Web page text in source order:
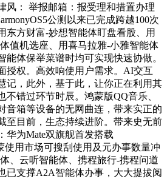
风： 举报邮箱：报受理和措置办理
公测以来已完成跨越100次
东方财富-妙想智能体盯盘看股、用
值机选座、用喜马拉雅-小雅智能体
能体保举菜谱时均可实现快速协做。
授权。高效响使用户需求。AI交互
记，此外，基于此，让你正在利用其
不错过环节时辰。鸿蒙版QQ音乐、
音箱等设备的无网曲连，带来实正的
至目前，生态持续进阶。带来史无前
华为Mate双旗舰首发搭载
使用市场可搜刮使用及元办事数量冲
、云听智能体、携程旅行-携程问道
已支撑A2A智能体办事，大大提拔阅